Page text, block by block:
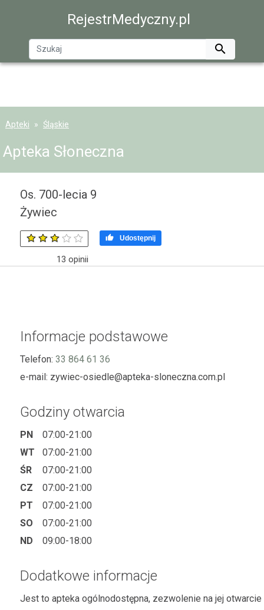
RejestrMedyczny.pl

Apteki Śląskie
Apteka Słoneczna
Os. 700-lecia 9
Żywiec
13 opinii
 Udostępnij
Informacje podstawowe
Telefon: 33 864 61 36
e-mail: zywiec-osiedle@apteka-sloneczna.com.pl
Godziny otwarcia
PN
07:00-21:00
WT
07:00-21:00
ŚR
07:00-21:00
CZ
07:00-21:00
PT
07:00-21:00
SO
07:00-21:00
ND
09:00-18:00
Dodatkowe informacje
Jest to apteka ogólnodostępna, zezwolenie na jej otwarcie